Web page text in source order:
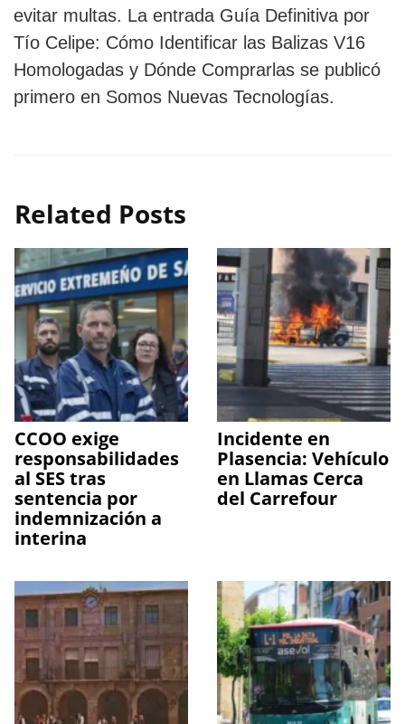
evitar multas. La entrada Guía Definitiva por
Tío Celipe: Cómo Identificar las Balizas V16
Homologadas y Dónde Comprarlas se publicó
primero en Somos Nuevas Tecnologías.
Related Posts
CCOO exige
responsabilidades
al SES tras
sentencia por
indemnización a
interina
Incidente en
Plasencia: Vehículo
en Llamas Cerca
del Carrefour